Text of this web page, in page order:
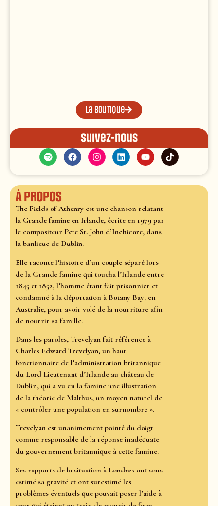
La boutique
Suivez-nous
À propos
The Fields of Athenry est une chanson relatant
la Grande famine en Irlande, écrite en 1979 par
le compositeur Pete St. John d’Inchicore, dans
la banlieue de Dublin.
Elle raconte l’histoire d’un couple séparé lors
de la Grande famine qui toucha l’Irlande entre
1845 et 1852, l’homme étant fait prisonnier et
condamné à la déportation à Botany Bay, en
Australie, pour avoir volé de la nourriture afin
de nourrir sa famille.
Dans les paroles, Trevelyan fait référence à
Charles Edward Trevelyan, un haut
fonctionnaire de l’administration britannique
du Lord Lieutenant d’Irlande au château de
Dublin, qui a vu en la famine une illustration
de la théorie de Malthus, un moyen naturel de
« contrôler une population en surnombre ».
Trevelyan est unanimement pointé du doigt
comme responsable de la réponse inadéquate
du gouvernement britannique à cette famine.
Ses rapports de la situation à Londres ont sous-
estimé sa gravité et ont surestimé les
problèmes éventuels que pouvait poser l’aide à